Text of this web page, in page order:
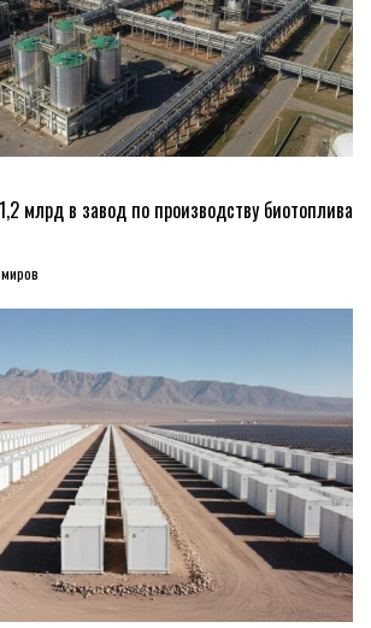
млрд в завод по производству биотоплива